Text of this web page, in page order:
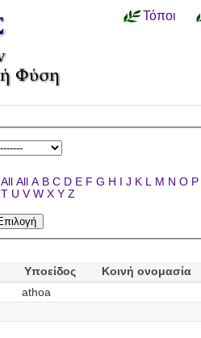
Τόποι
All All A B C D E F G H I J K L M N O P
T U V W X Y Z
Υποείδος
Κοινή ονομασία
athoa